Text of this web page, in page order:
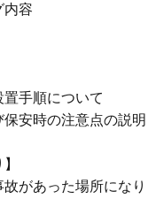
内容
置手順について
保安時の注意点の説明
があった場所にな